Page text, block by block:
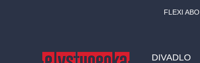
FLEXI ABO
DIVADLO